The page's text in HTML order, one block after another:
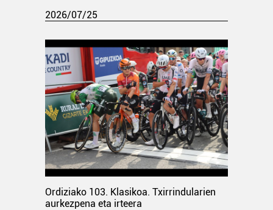
2026/07/25
Ordiziako 103. Klasikoa. Txirrindularien
aurkezpena eta irteera